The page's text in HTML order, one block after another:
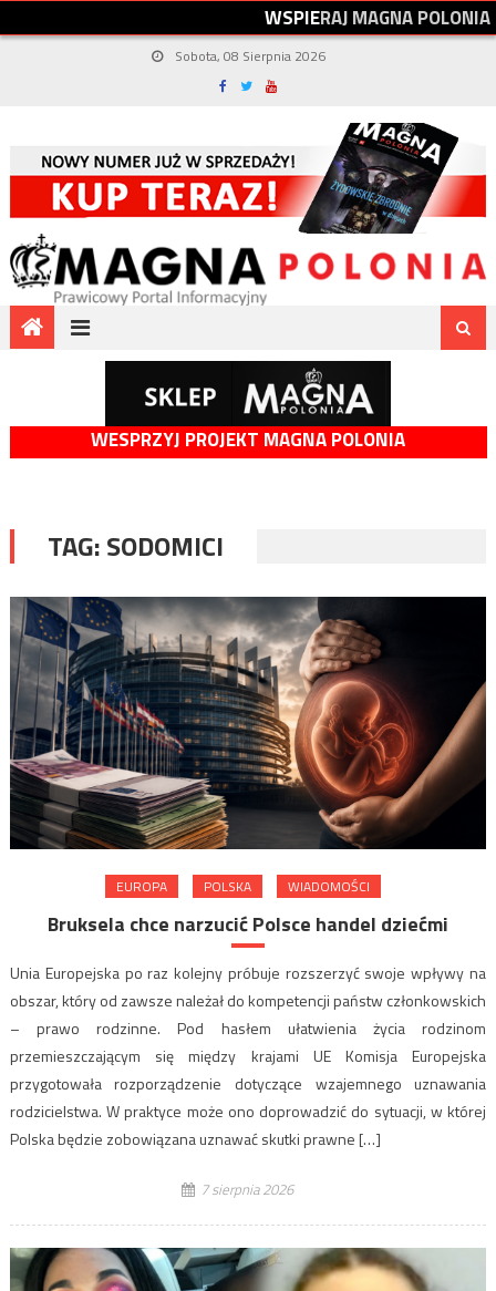
WSPIERAJMAGNAPOLONIA
Sobota, 08 Sierpnia 2026
WESPRZYJ PROJEKT MAGNA POLONIA
TAG:SODOMICI
EUROPA POLSKA WIADOMOŚCI
Bruksela chce narzucić Polsce handel dziećmi
Unia Europejska po raz kolejny próbuje rozszerzyć swoje wpływy na
obszar, który od zawsze należał do kompetencji państw członkowskich
– prawo rodzinne. Pod hasłem ułatwienia życia rodzinom
przemieszczającym się między krajami UE Komisja Europejska
przygotowała rozporządzenie dotyczące wzajemnego uznawania
rodzicielstwa. W praktyce może ono doprowadzić do sytuacji, w której
Polska będzie zobowiązana uznawać skutki prawne […]
7 sierpnia 2026